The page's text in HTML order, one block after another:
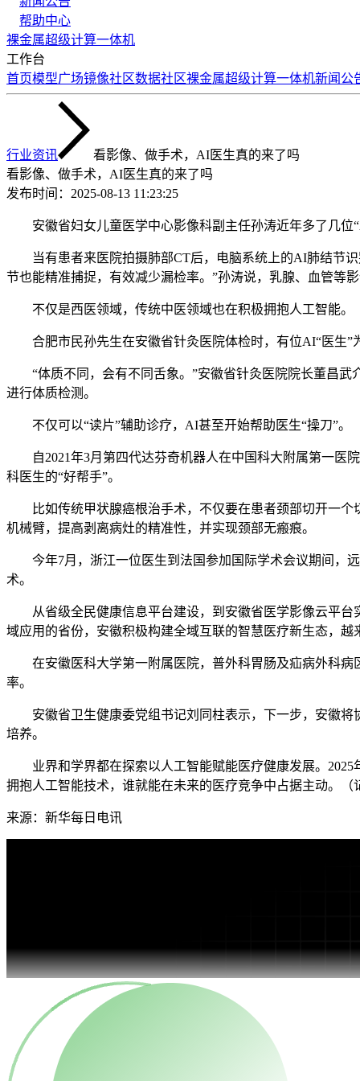
帮助中心
裸金属超级计算一体机
工作台
首页模型广场镜像社区数据社区裸金属超级计算一体机新闻公
行业资讯
看影像、做手术，AI医生真的来了吗
看影像、做手术，AI医生真的来了吗
发布时间： 2025-08-13 11:23:25
安徽省妇女儿童医学中心影像科副主任孙涛近年多了几位
当有患者来医院拍摄肺部CT后，电脑系统上的AI肺结节识
节也能精准捕捉，有效减少漏检率。”孙涛说，乳腺、血管等
不仅是西医领域，传统中医领域也在积极拥抱人工智能。
合肥市民孙先生在安徽省针灸医院体检时，有位AI“医生”
“体质不同，会有不同舌象。”安徽省针灸医院院长董昌武
进行体质检测。
不仅可以“读片”辅助诊疗，AI甚至开始帮助医生“操刀”。
自2021年3月第四代达芬奇机器人在中国科大附属第一医院
科医生的“好帮手”。
比如传统甲状腺癌根治手术，不仅要在患者颈部切开一个
机械臂，提高剥离病灶的精准性，并实现颈部无瘢痕。
今年7月，浙江一位医生到法国参加国际学术会议期间，远
术。
从省级全民健康信息平台建设，到安徽省医学影像云平台
域应用的省份，安徽积极构建全域互联的智慧医疗新生态，
在安徽医科大学第一附属医院，普外科胃肠及疝病外科病
率。
安徽省卫生健康委党组书记刘同柱表示，下一步，安徽将
培养。
业界和学界都在探索以人工智能赋能医疗健康发展。2025
拥抱人工智能技术，谁就能在未来的医疗竞争中占据主动。（
来源：新华每日电讯